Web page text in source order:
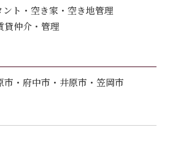
ト
空き家・空き地管理
貸仲介・管理
市 府中市 井原市 笠岡市